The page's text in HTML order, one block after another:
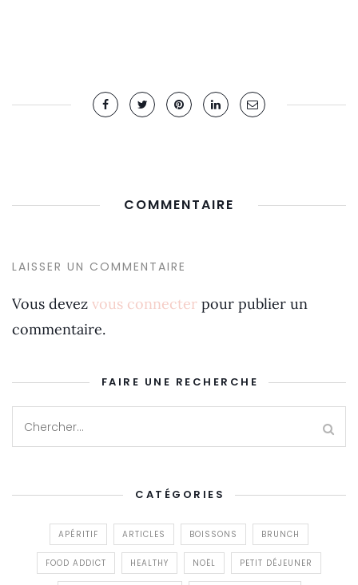
COMMENTAIRE
LAISSER UN COMMENTAIRE
Vous devez vous connecter pour publier un
commentaire.
FAIRE UNE RECHERCHE
CATÉGORIES
APÉRITIF ARTICLES BOISSONS BRUNCH
FOOD ADDICT HEALTHY NOËL PETIT DÉJEUNER